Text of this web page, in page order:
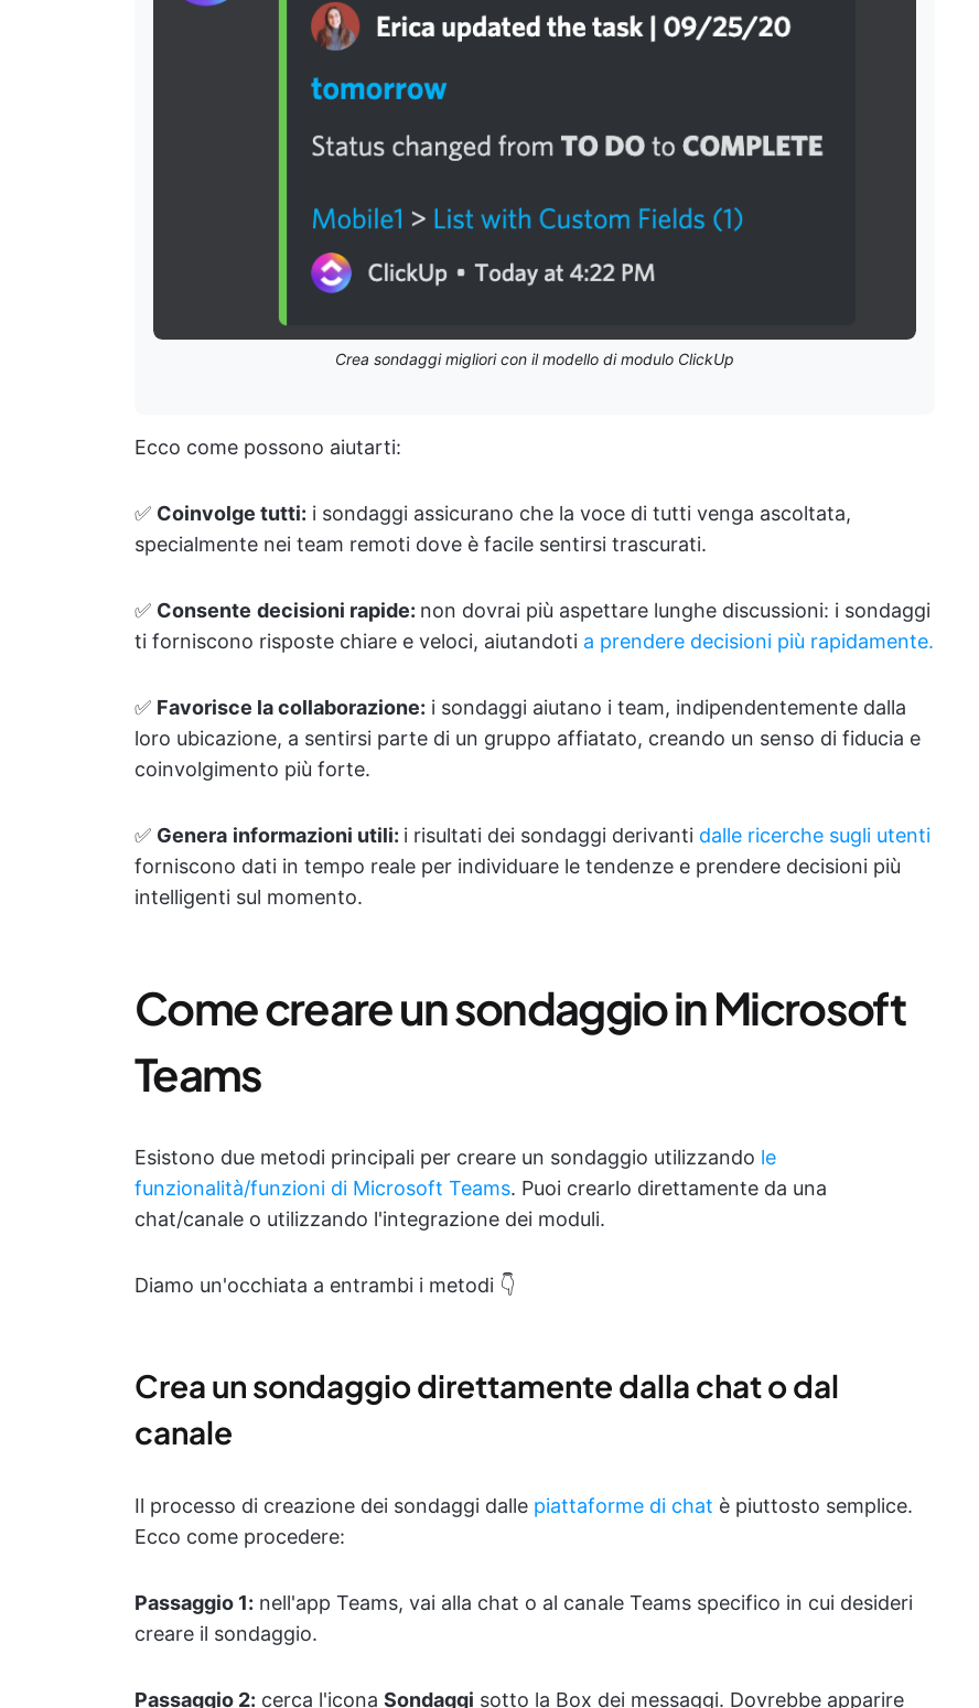
Crea sondaggi migliori con il modello di modulo ClickUp
Ecco come possono aiutarti:
✅ Coinvolge tutti: i sondaggi assicurano che la voce di tutti venga ascoltata,
specialmente nei team remoti dove è facile sentirsi trascurati.
✅ Consente decisioni rapide: non dovrai più aspettare lunghe discussioni: i sondaggi
ti forniscono risposte chiare e veloci, aiutandoti a prendere decisioni più rapidamente.
✅ Favorisce la collaborazione: i sondaggi aiutano i team, indipendentemente dalla
loro ubicazione, a sentirsi parte di un gruppo affiatato, creando un senso di fiducia e
coinvolgimento più forte.
✅ Genera informazioni utili: i risultati dei sondaggi derivanti dalle ricerche sugli utenti
forniscono dati in tempo reale per individuare le tendenze e prendere decisioni più
intelligenti sul momento.
Come creare un sondaggio in Microsoft
Teams
Esistono due metodi principali per creare un sondaggio utilizzando le
funzionalità/funzioni di Microsoft Teams. Puoi crearlo direttamente da una
chat/canale o utilizzando l'integrazione dei moduli.
Diamo un'occhiata a entrambi i metodi 👇
Crea un sondaggio direttamente dalla chat o dal
canale
Il processo di creazione dei sondaggi dalle piattaforme di chat è piuttosto semplice.
Ecco come procedere:
Passaggio 1: nell'app Teams, vai alla chat o al canale Teams specifico in cui desideri
creare il sondaggio.
Passaggio 2: cerca l'icona Sondaggi sotto la Box dei messaggi. Dovrebbe apparire